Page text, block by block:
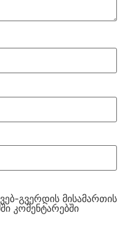
გვერდის მისამართის
კომენტარებში